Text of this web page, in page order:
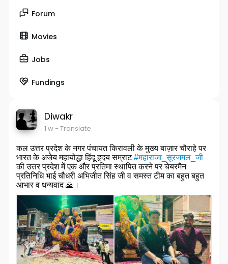
Forum
Movies
Jobs
Fundings
Diwakr
1 w- Translate
कल उत्तर प्रदेश के नगर पंचायत किरावली के मुख्य बाज़ार चौराहे पर
भारत के अजेय महायोद्धा हिंदू हृदय सम्राट#महाराजा_सूरजमल_जी
की उत्तर प्रदेश में एक और प्रतिमा स्थापित करने पर चेयरमैन
प्रतिनिधि भाई चौधरी अभिजीत सिंह जी व समस्त टीम का बहुत बहुत
आभार व धन्यवाद 🙏।